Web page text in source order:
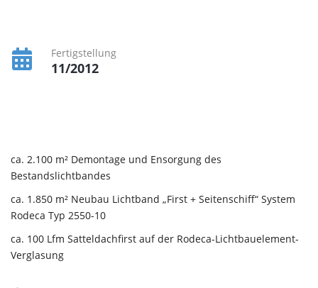
Fertigstellung
11/2012
ca. 2.100 m² Demontage und Ensorgung des
Bestandslichtbandes
ca. 1.850 m² Neubau Lichtband „First + Seitenschiff“ System
Rodeca Typ 2550-10
ca. 100 Lfm Satteldachfirst auf der Rodeca-Lichtbauelement-
Verglasung